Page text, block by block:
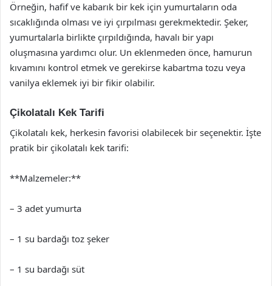
Örneğin, hafif ve kabarık bir kek için yumurtaların oda
sıcaklığında olması ve iyi çırpılması gerekmektedir. Şeker,
yumurtalarla birlikte çırpıldığında, havalı bir yapı
oluşmasına yardımcı olur. Un eklenmeden önce, hamurun
kıvamını kontrol etmek ve gerekirse kabartma tozu veya
vanilya eklemek iyi bir fikir olabilir.
Çikolatalı Kek Tarifi
Çikolatalı kek, herkesin favorisi olabilecek bir seçenektir. İşte
pratik bir çikolatalı kek tarifi:
**Malzemeler:**
– 3 adet yumurta
– 1 su bardağı toz şeker
– 1 su bardağı süt